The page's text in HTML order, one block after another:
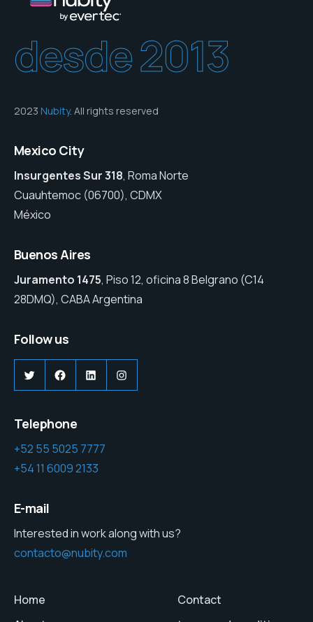
desde 2013
2023 Nubity. All rights reserved
Mexico City
Insurgentes Sur 318, Roma Norte
Cuauhtemoc (06700), CDMX
México
Buenos Aires
Juramento 1475, Piso 12, oficina 8 Belgrano (C14
28DMQ), CABA Argentina
Follow us
TwitterFacebook
LinkedInInstagram
Telephone
+52 55 5025 7777
+54 11 6009 2133
E-mail
Interested in work along with us?
contacto@nubity.com
Home
Contact